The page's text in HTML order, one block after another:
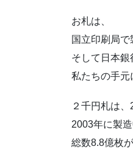
お札は、
国立印刷局で
そして日本銀
私たちの手元
２千円札は、
2003年に製
総数8.8億枚